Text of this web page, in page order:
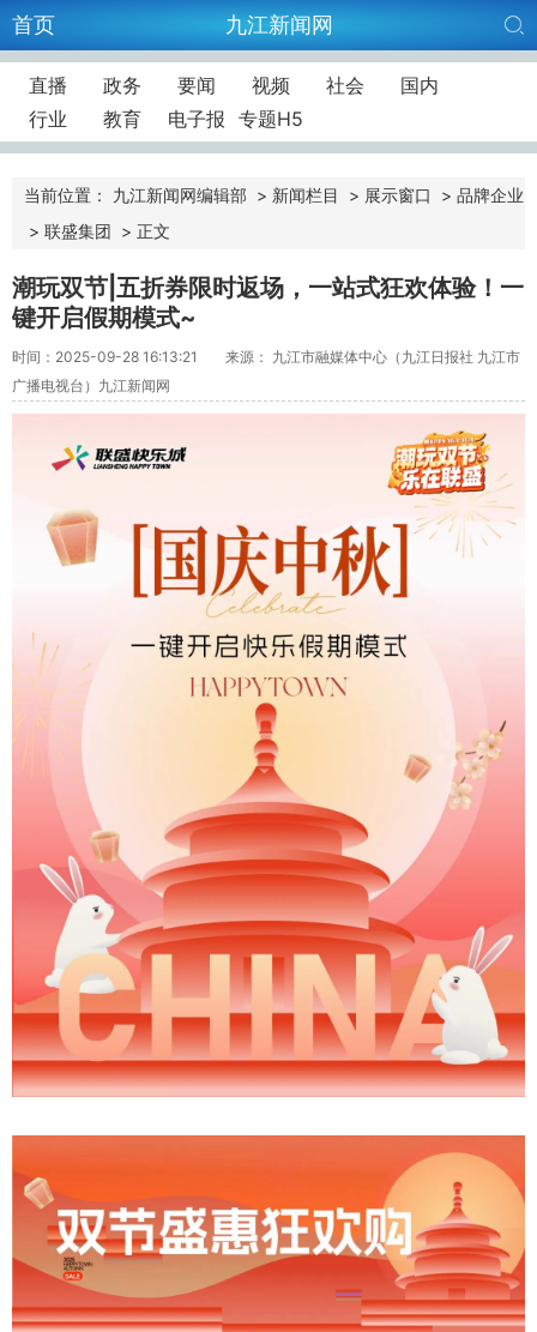
首页 九江新闻网
直播 政务 要闻 视频 社会
国内
行业
教育 电子报 专题H5
当前位置： 九江新闻网编辑部 > 新闻栏目 > 展示窗口 > 品牌企业
> 联盛集团 > 正文
潮玩双节|五折券限时返场，一站式狂欢体验！一
键开启假期模式~
时间：2025-09-28 16:13:21
来源： 九江市融媒体中心（九江日报社 九江市
广播电视台）九江新闻网